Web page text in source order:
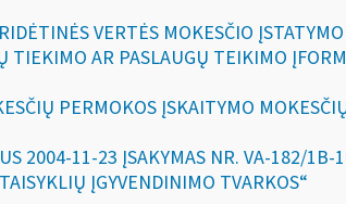
VERTĖS MOKESČIO
AR PASLAUGŲ TEIKIMO
PERMOKOS ĮSKAITYMO
2004-11-23 ĮSAKYMAS NR. VA-182/1B-
ĮGYVENDINIMO TVARKOS“